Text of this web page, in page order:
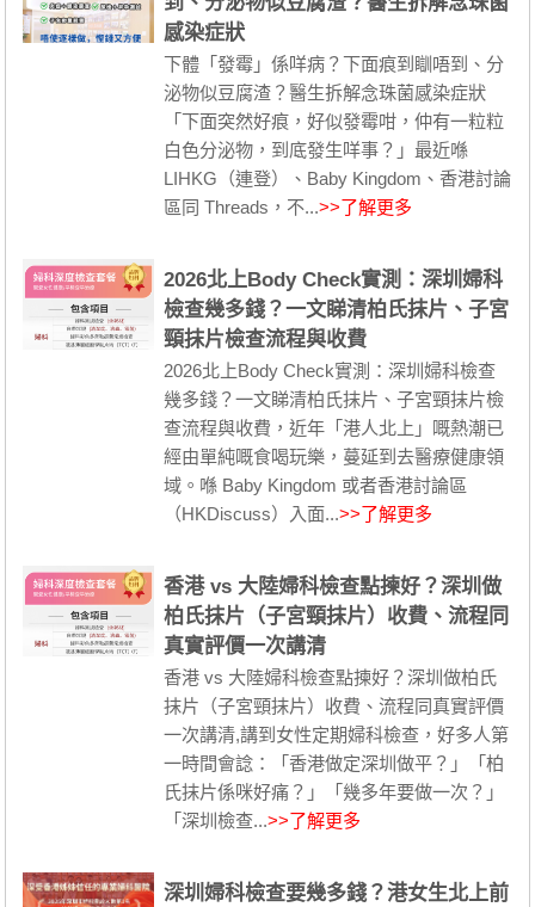
感染症狀
下體「發霉」係咩病？下面痕到瞓唔到、分
泌物似豆腐渣？醫生拆解念珠菌感染症狀
「下面突然好痕，好似發霉咁，仲有一粒粒
白色分泌物，到底發生咩事？」最近喺
LIHKG（連登）、Baby Kingdom、香港討論
區同 Threads，不...>>了解更多
2026北上Body Check實測：深圳婦科
檢查幾多錢？一文睇清柏氏抹片、子宮
頸抹片檢查流程與收費
2026北上Body Check實測：深圳婦科檢查
幾多錢？一文睇清柏氏抹片、子宮頸抹片檢
查流程與收費，近年「港人北上」嘅熱潮已
經由單純嘅食喝玩樂，蔓延到去醫療健康領
域。喺 Baby Kingdom 或者香港討論區
（HKDiscuss）入面...>>了解更多
香港 vs 大陸婦科檢查點揀好？深圳做
柏氏抹片（子宮頸抹片）收費、流程同
真實評價一次講清
香港 vs 大陸婦科檢查點揀好？深圳做柏氏
抹片（子宮頸抹片）收費、流程同真實評價
一次講清,講到女性定期婦科檢查，好多人第
一時間會諗：「香港做定深圳做平？」「柏
氏抹片係咪好痛？」「幾多年要做一次？」
「深圳檢查...>>了解更多
深圳婦科檢查要幾多錢？港女生北上前